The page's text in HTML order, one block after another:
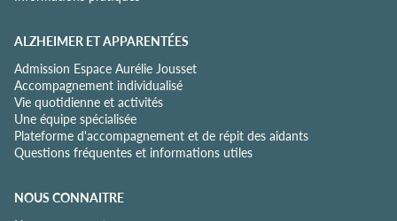
ALZHEIMER ET APPARENTÉES
Admission Espace Aurélie Jousset
Accompagnement individualisé
Vie quotidienne et activités
Une équipe spécialisée
Plateforme d'accompagnement et de répit des aidants
Questions fréquentes et informations utiles
NOUS CONNAITRE